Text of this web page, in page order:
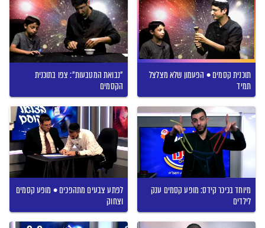
תוכנית קסמים • הפעמון שלא מצלצל
תמיד
"נבואת המטבעות": צפו בתוכנית
הקסמים
מיוחד בכיכר קידס: מופע קסמים ענק
לילדים
לפתע צבעים מתהפכים • מופע קסמים
וצחוק